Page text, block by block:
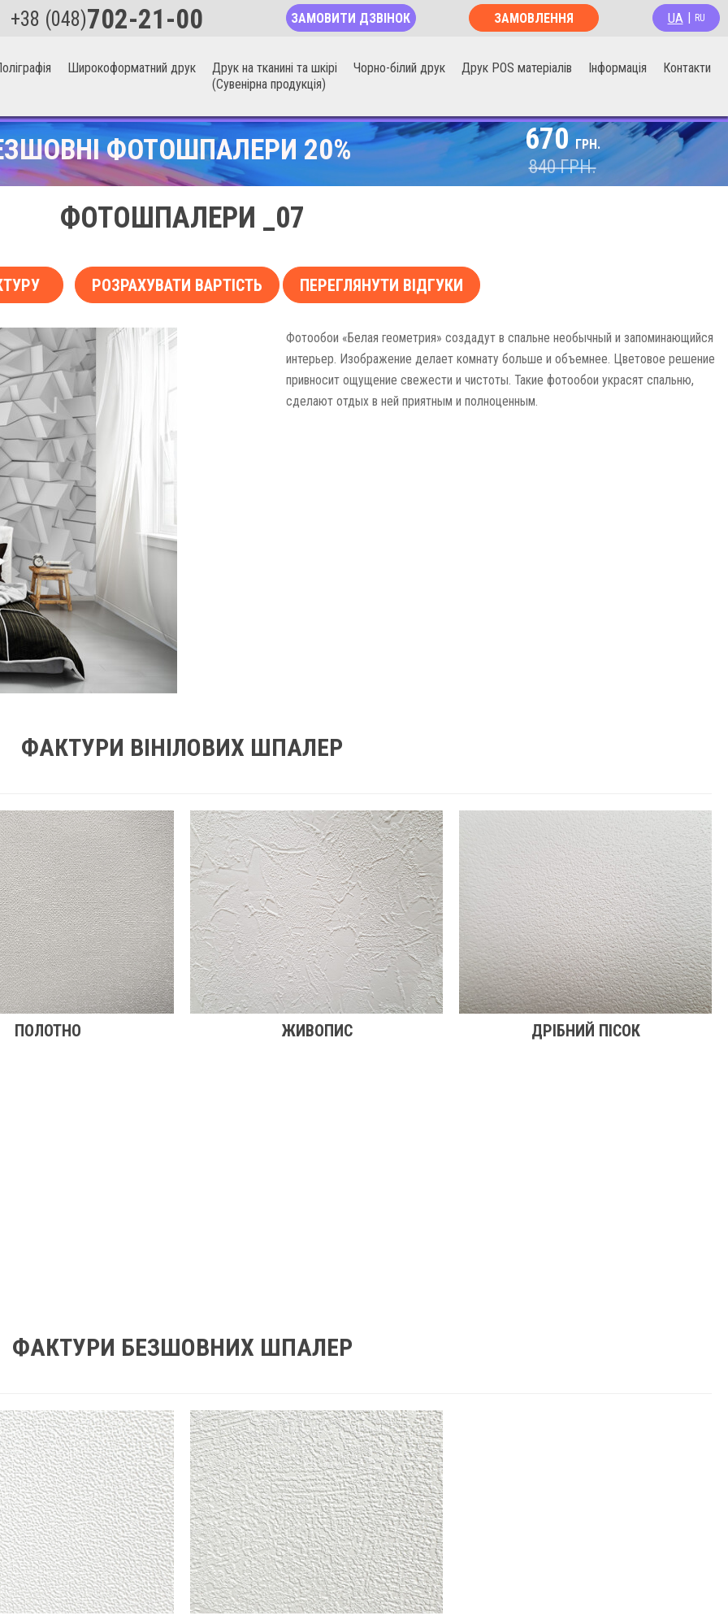
+38 (048)702-21-00 ЗАМОВИТИ ДЗВІНОК
ЗАМОВЛЕННЯ
UA RU
Широкоформатний друк
Друк на тканині та шкірі
(Сувенірна продукція)
Чорно-білий друк Друк POS матеріалів Інформація Контакти
ФОТОШПАЛЕРИ 20% 670ГРН.
840ГРН.
ФОТОШПАЛЕРИ _07
РОЗРАХУВАТИ ВАРТІСТЬ ПЕРЕГЛЯНУТИ ВІДГУКИ
Фотообои «Белая геометрия» создадут в спальне необычный и запоминающийся
интерьер. Изображение делает комнату больше и объемнее. Цветовое решение
привносит ощущение свежести и чистоты. Такие фотообои украсят спальню,
сделают отдых в ней приятным и полноценным.
ФАКТУРИ ВІНІЛОВИХ ШПАЛЕР
ПОЛОТНО ЖИВОПИС ДРІБНИЙ ПІСОК
ФАКТУРИ БЕЗШОВНИХ ШПАЛЕР